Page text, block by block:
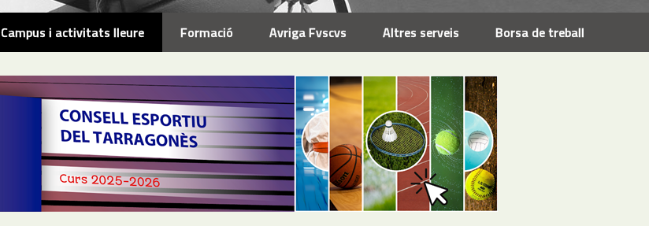
Campus i activitats lleure Formació Avriga Fvscvs Altres serveis Borsa de treball